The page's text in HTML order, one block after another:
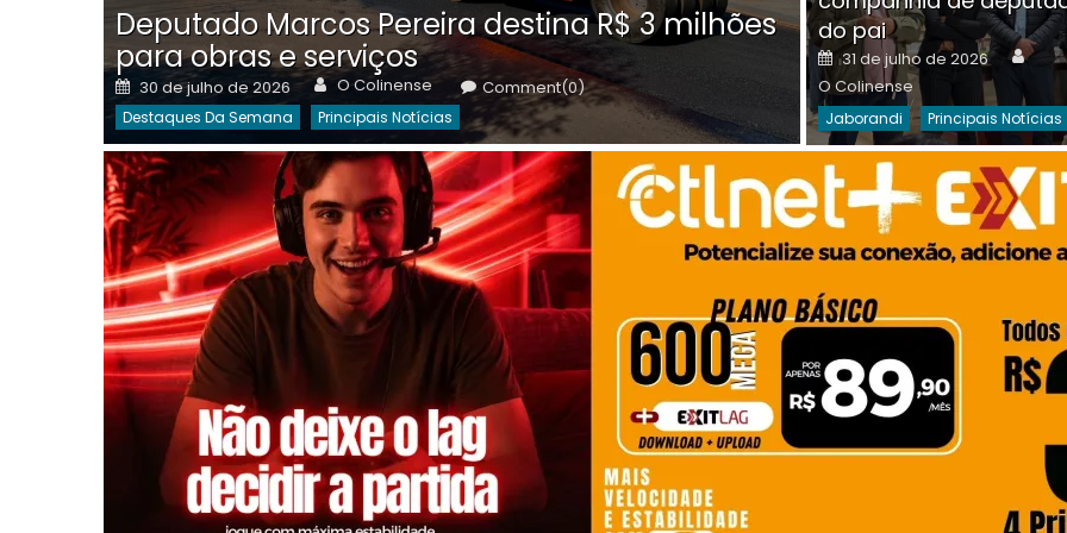
Deputado Marcos Pereira destina R$ 3 milhões
para obras e serviços
Posted
on
30 de julho de 2026 Author
O Colinense Comment(0)
Destaques Da Semana Principais Notícias
on
30 de julho de 2026 O
Destaques Da Semana
do pai
Posted
on
31 de julho de 2026
O Colinense
Jaborandi Principais Notícias